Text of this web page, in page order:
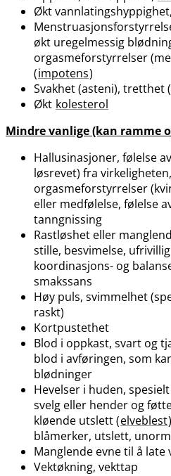
Økt
økt uregelmessig
orgasmeforstyrrelser
(impotens)
Svakhet (asteni), tretthet (
Økt kolesterol
Mindre vanlige (kan ramme
Hallusinasjoner, følelse
løsrevet) fra
orgasmeforstyrrelser
eller medfølelse, følelse
tanngnissing
Rastløshet eller
stille, besvimelse,
koordinasjons- og
smakssans
Høy puls, svimmelhet
raskt)
Kortpustethet
Blod i oppkast, svart og
blod i avføringen, som
blødninger
Hevelser i huden,
svelg eller hender og
kløende utslett (elveblest
blåmerker, utslett,
Manglende evne til å late
Vektøkning, vekttap